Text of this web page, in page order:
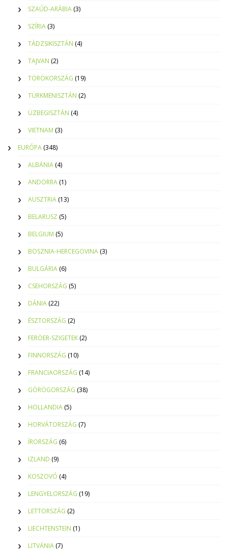
SZAÚD-ARÁBIA (3)
SZÍRIA (3)
TÁDZSIKISZTÁN (4)
TAJVAN (2)
TÖRÖKORSZÁG (19)
TÜRKMENISZTÁN (2)
ÜZBEGISZTÁN (4)
VIETNAM (3)
EURÓPA (348)
ALBÁNIA (4)
ANDORRA (1)
AUSZTRIA (13)
BELARUSZ (5)
BELGIUM (5)
BOSZNIA-HERCEGOVINA (3)
BULGÁRIA (6)
CSEHORSZÁG (5)
DÁNIA (22)
ÉSZTORSZÁG (2)
FERÖER-SZIGETEK (2)
FINNORSZÁG (10)
FRANCIAORSZÁG (14)
GÖRÖGORSZÁG (38)
HOLLANDIA (5)
HORVÁTORSZÁG (7)
ÍRORSZÁG (6)
IZLAND (9)
KOSZOVÓ (4)
LENGYELORSZÁG (19)
LETTORSZÁG (2)
LIECHTENSTEIN (1)
LITVÁNIA (7)